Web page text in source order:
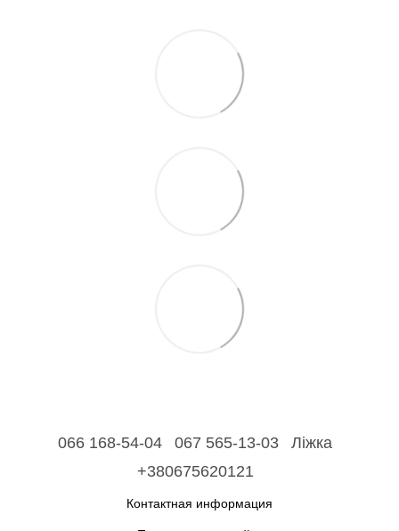
066 168-54-04 067 565-13-03
Ліжка
+380675620121
Контактная информация